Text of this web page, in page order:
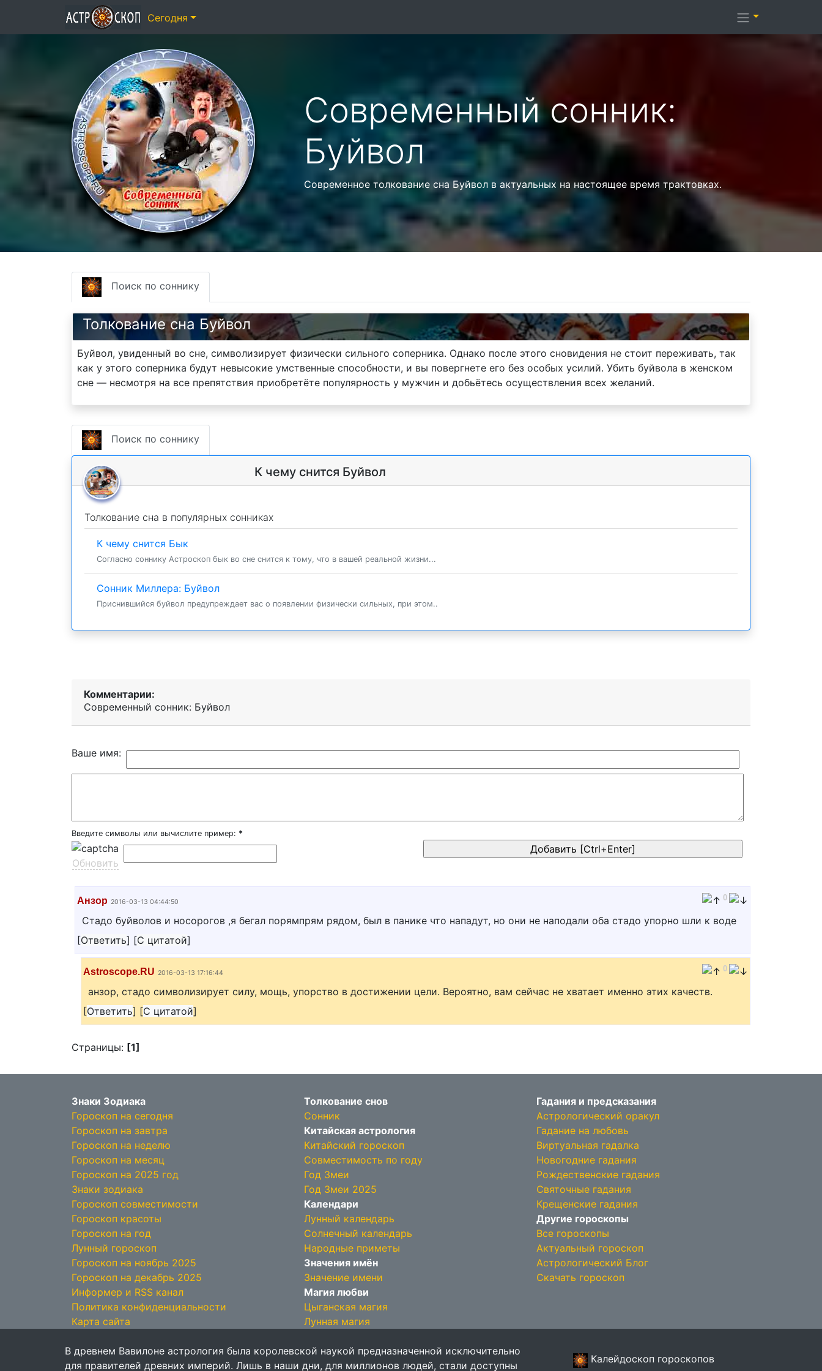
Современный сонник:
Буйвол
Современное толкование сна Буйвол в актуальных на настоящее время трактовках.
Поиск по соннику
Толкование сна Буйвол
Буйвол, увиденный во сне, символизирует физически сильного соперника. Однако после этого сновидения не стоит переживать, так
как у этого соперника будут невысокие умственные способности, и вы повергнете его без особых усилий. Убить буйвола в женском
сне — несмотря на все препятствия приобретёте популярность у мужчин и добьётесь осуществления всех желаний.
Поиск по соннику
К чему снится Буйвол
Толкование сна в популярных сонниках
К чему снится Бык
Согласно соннику Астроскоп бык во сне снится к тому, что в вашей реальной жизни...
Сонник Миллера: Буйвол
Приснившийся буйвол предупреждает вас о появлении физически сильных, при этом..
Комментарии:
Современный сонник: Буйвол
Ваше имя:
Введите символы или вычислите пример: *
Обновить
Анзор 2016-03-13 04:44:50 0
Стадо буйволов и носорогов ,я бегал порямпрям рядом, был в панике что нападут, но они не наподали оба стадо упорно шли к воде
[Ответить] [С цитатой]
Astroscope.RU 2016-03-13 17:16:44 0
анзор, стадо символизирует силу, мощь, упорство в достижении цели. Вероятно, вам сейчас не хватает именно этих качеств.
[Ответить] [С цитатой]
Страницы: [1]
Знаки Зодиака
Гороскоп на сегодня
Гороскоп на завтра
Гороскоп на неделю
Гороскоп на месяц
Гороскоп на 2025 год
Знаки зодиака
Гороскоп совместимости
Гороскоп красоты
Гороскоп на год
Лунный гороскоп
Гороскоп на ноябрь 2025
Гороскоп на декабрь 2025
Информер и RSS канал
Политика конфиденциальности
Карта сайта
Толкование снов
Сонник
Китайская астрология
Китайский гороскоп
Совместимость по году
Год Змеи
Год Змеи 2025
Календари
Лунный календарь
Солнечный календарь
Народные приметы
Значения имён
Значение имени
Магия любви
Цыганская магия
Лунная магия
Гадания и предсказания
Астрологический оракул
Гадание на любовь
Виртуальная гадалка
Новогодние гадания
Рождественские гадания
Святочные гадания
Крещенские гадания
Другие гороскопы
Все гороскопы
Актуальный гороскоп
Астрологический Блог
Скачать гороскоп
В древнем Вавилоне астрология была королевской наукой предназначенной исключительно
для правителей древних империй. Лишь в наши дни, для миллионов людей, стали доступны
Калейдоскоп гороскопов
Сегодня